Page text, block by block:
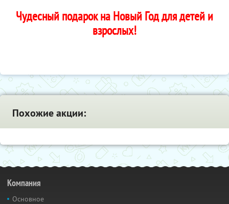
Чудесный подарок на Новый Год для детей и
взрослых!
Похожие акции:
Компания
Основное